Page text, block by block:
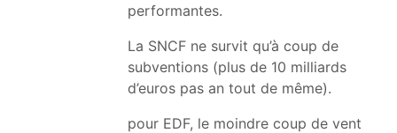
performantes.
La SNCF ne survit qu’à coup de
subventions (plus de 10 milliards
d’euros pas an tout de même).
pour EDF, le moindre coup de vent